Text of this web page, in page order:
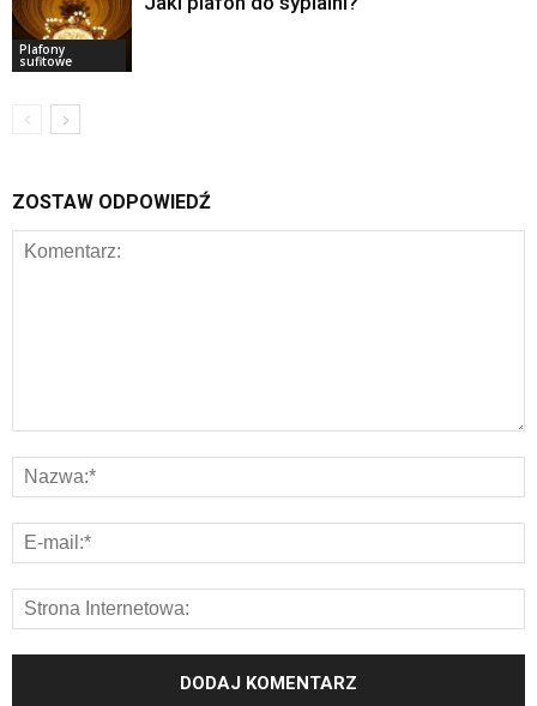
Plafony
sufitowe
ZOSTAW ODPOWIEDŹ